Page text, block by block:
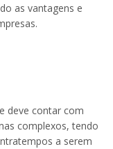
as vantagens e
deve contar com
complexos, tendo
a serem